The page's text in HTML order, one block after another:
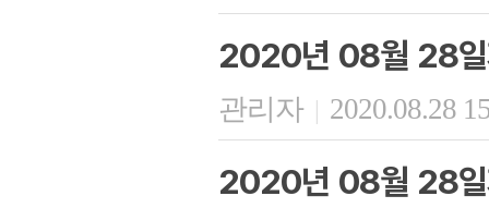
2020년 08월 28일
관리자 | 2020.08.28
2020년 08월 28일